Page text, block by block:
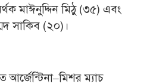
মাঈনুদ্দিন মিঠু (৩৫) এবং
সাকিব (২০)।
আর্জেন্টিনা–মিশর ম্যাচ